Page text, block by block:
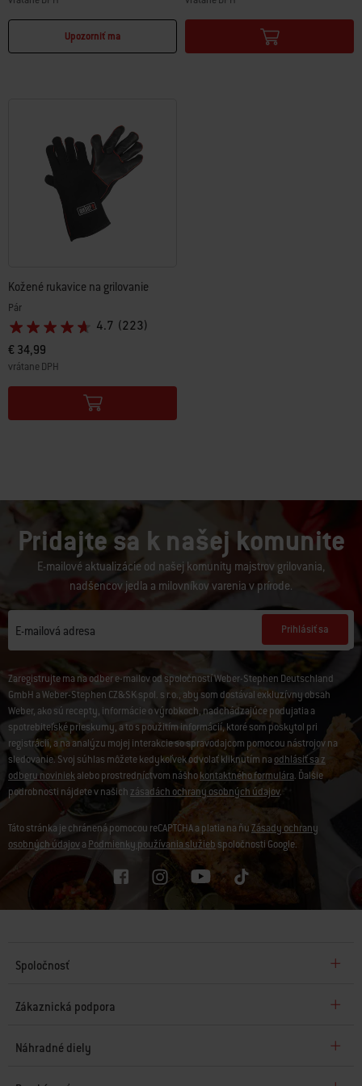
Color Options
Upozorniť ma
Color Options
Kožené rukavice na grilovanie
Pár
4.7 (223)
€ 34,99
vrátane DPH
Color Options
Pridajte sa k našej komunite
E-mailové aktualizácie od našej komunity majstrov grilovania,
nadšencov jedla a milovníkov varenia v prírode.
E-mailová adresa Prihlásiť sa
Zaregistrujte ma na odber e-mailov od spoločností Weber-Stephen Deutschland
GmbH a Weber-Stephen CZ&SK spol. s r.o., aby som dostával exkluzívny obsah
Weber, ako sú recepty, informácie o výrobkoch, nadchádzajúce podujatia a
spotrebiteľské prieskumy, a to s použitím informácií, ktoré som poskytol pri
registrácii, a na analýzu mojej interakcie so spravodajcom pomocou nástrojov na
sledovanie. Svoj súhlas môžete kedykoľvek odvolať kliknutím naodhlásiť sa z
odberu noviniekalebo prostredníctvom nášhokontaktného formulára. Ďalšie
podrobnosti nájdete v našich zásadách ochrany osobných údajov.
Táto stránka je chránená pomocou reCAPTCHA a platia na ňuZásady ochrany
osobných údajova Podmienky používania služieb spoločnosti Google.
Spoločnosť
Zákaznická podpora
Náhradné diely